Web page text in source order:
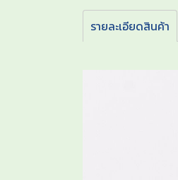
รายละเอียดสินค้า